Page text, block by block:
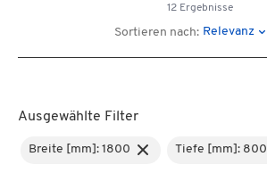
12 Ergebnisse
Sortieren nach: Relevanz
Ausgewählte Filter
Breite [mm]: 1800 Tiefe [mm]: 800